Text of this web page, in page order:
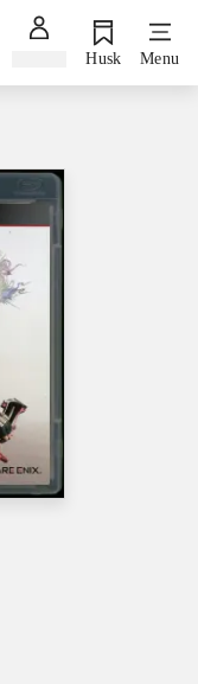
Husk Menu